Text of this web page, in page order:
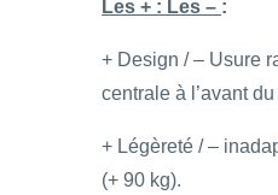
Les + : Les – :
+ Design / – Usure
centrale à l’avant
+ Légèreté / –
(+ 90 kg).